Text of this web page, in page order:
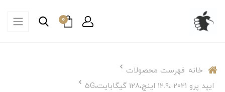
0
خانه فهرست محصولات
ایپد پرو 2021 ،12.9 اینچ،128 گیگابایت،5G